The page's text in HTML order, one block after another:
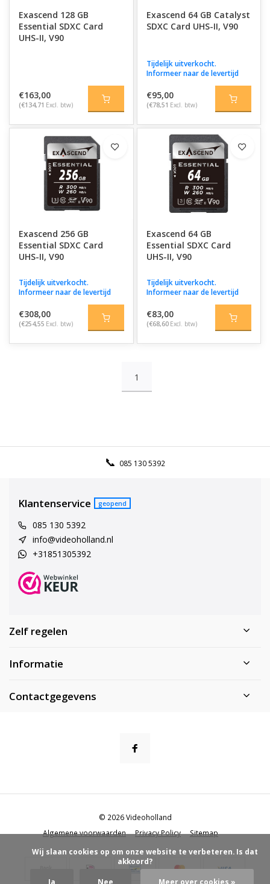
Exascend 128 GB
Essential SDXC Card
UHS-II, V90
€163,00
(€134,71 Excl. btw)
Exascend 64 GB Catalyst
SDXC Card UHS-II, V90
Tijdelijk uitverkocht.
Informeer naar de levertijd
€95,00
(€78,51 Excl. btw)
Exascend 256 GB
Essential SDXC Card
UHS-II, V90
Tijdelijk uitverkocht.
Informeer naar de levertijd
€308,00
(€254,55 Excl. btw)
Exascend 64 GB
Essential SDXC Card
UHS-II, V90
Tijdelijk uitverkocht.
Informeer naar de levertijd
€83,00
(€68,60 Excl. btw)
1
085 130 5392
Klantenservice geopend
085 130 5392
info@videoholland.nl
+31851305392
Zelf regelen
Informatie
Contactgegevens
Algemene voorwaarden Privacy Policy Sitemap
© 2026 Videoholland
akkoord?
Ja Nee Meer over cookies »